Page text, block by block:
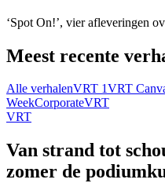
‘Spot On!’, vier afleveringen
Meest recente
Alle verhalenVRT 1VRT
WeekCorporateVRT
VRT
Van strand tot
zomer de